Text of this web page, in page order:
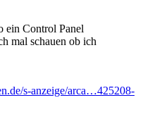
ein Control Panel
mal schauen ob ich
s-anzeige/arca…425208-